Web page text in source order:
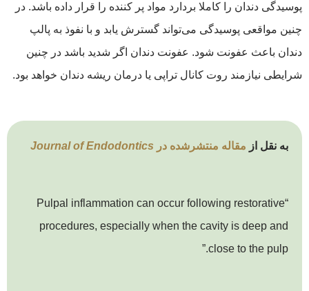
پوسیدگی دندان را کاملا بردارد مواد پر کننده را قرار داده باشد. در
چنین مواقعی پوسیدگی می‌تواند گسترش یابد و با نفوذ به پالپ
دندان باعث عفونت شود. عفونت دندان اگر شدید باشد در چنین
شرایطی نیازمند روت کانال تراپی یا درمان ریشه دندان خواهد بود.
به نقل از مقاله منتشرشده در Journal of Endodontics
“Pulpal inflammation can occur following restorative
procedures, especially when the cavity is deep and
close to the pulp.”